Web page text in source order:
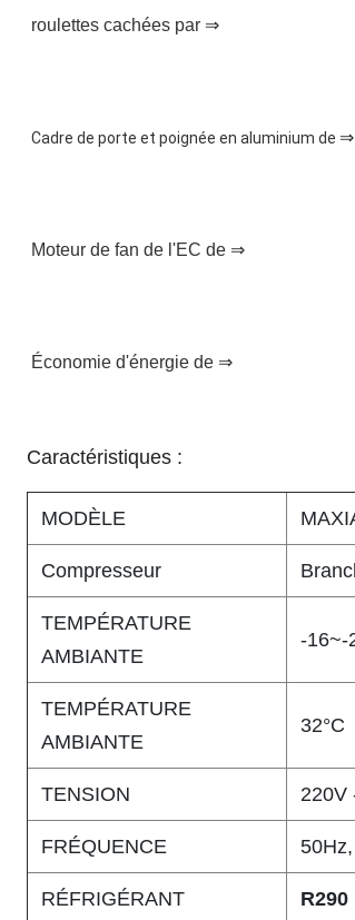
roulettes cachées par ⇒
Cadre de porte et poignée en aluminium de ⇒
Moteur de fan de l'EC de ⇒
Économie d'énergie de ⇒
Caractéristiques :
MODÈLE
Compresseur
TEMPÉRATURE
AMBIANTE
-16~-
TEMPÉRATURE
AMBIANTE
32°C
TENSION 220V
FRÉQUENCE
RÉFRIGÉRANT R290